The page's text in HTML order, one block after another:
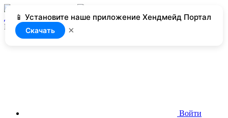
📱 Установите наше приложение Хендмейд Портал
Скачать ×
Добавить
Нет доступа
Войти